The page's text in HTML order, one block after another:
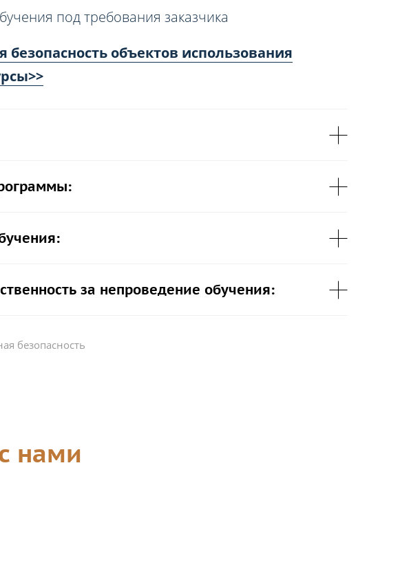
под требования заказчика
объектов использования
за непроведение обучения:
безопасность
нами